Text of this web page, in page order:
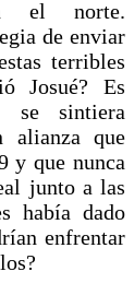
el norte.
de enviar
terribles
Josué? Es
se sintiera
alianza que
y que nunca
junto a las
había dado
enfrentar